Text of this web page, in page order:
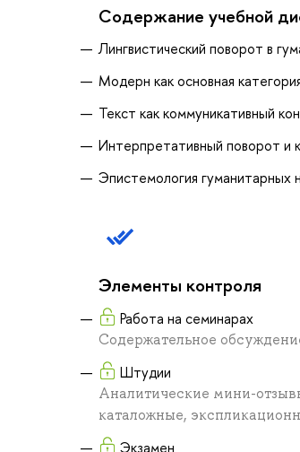
Содержание учебной
Лингвистический поворот в
Модерн как основная
Текст как коммуникативный
Интерпретативный поворот и
Эпистемология гуманитарных
Элементы контроля
Работа на семинарах
Содержательное
Штудии
Аналитические мини-
каталожные,
Экзамен